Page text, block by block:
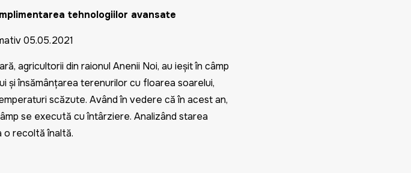
tehnologiilor avansate
05.05.2021
agricultorii din raionul Anenii Noi, au ieșit în câmp
și însămânțarea terenurilor cu floarea soarelui,
scăzute. Având în vedere că în acest an,
se execută cu întârziere. Analizând starea
o recoltă înaltă.